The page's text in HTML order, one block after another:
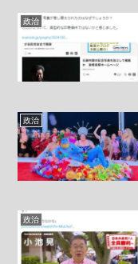
政治
政治
政治